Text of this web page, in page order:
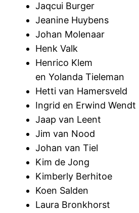
Jaqcui Burger
Jeanine Huybens
Johan Molenaar
Henk Valk
Henrico Klem
en Yolanda Tieleman
Hetti van Hamersveld
Ingrid en Erwind Wendt
Jaap van Leent
Jim van Nood
Johan van Tiel
Kim de Jong
Kimberly Berhitoe
Koen Salden
Laura Bronkhorst